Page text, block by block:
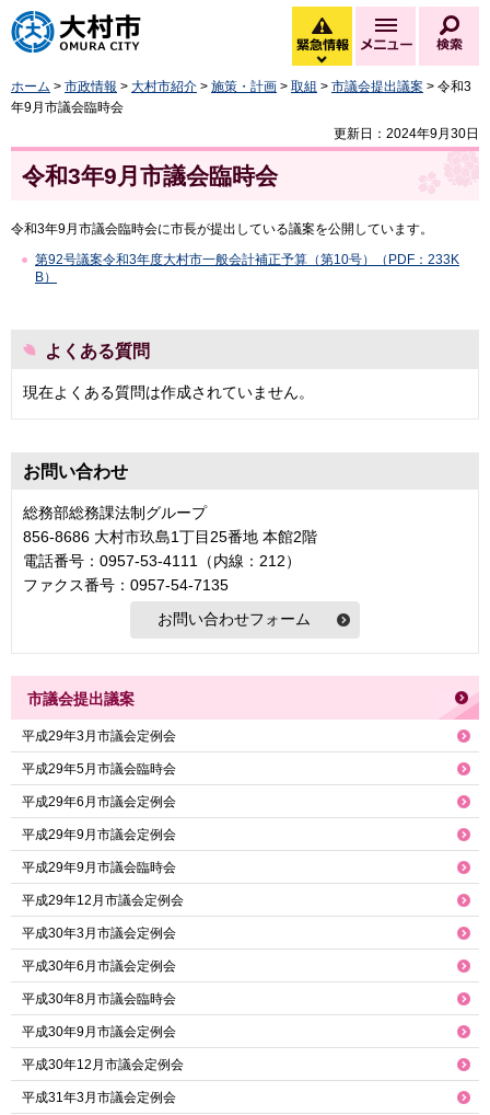
大村市
緊急情報
緊急情報を開く
メニュー
ホーム > 市政情報 > 大村市紹介 > 施策・計画 > 取組 > 市議会提出議案 > 令和3
年9月市議会臨時会
更新日：2024年9月30日
令和3年9月市議会臨時会
令和3年9月市議会臨時会に市長が提出している議案を公開しています。
第92号議案令和3年度大村市一般会計補正予算（第10号）（PDF：233K
B）
よくある質問
現在よくある質問は作成されていません。
お問い合わせ
総務部総務課法制グループ
856-8686 大村市玖島1丁目25番地 本館2階
電話番号：0957-53-4111（内線：212）
ファクス番号：0957-54-7135
市議会提出議案
平成29年3月市議会定例会
平成29年5月市議会臨時会
平成29年6月市議会定例会
平成29年9月市議会定例会
平成29年9月市議会臨時会
平成29年12月市議会定例会
平成30年3月市議会定例会
平成30年6月市議会定例会
平成30年8月市議会臨時会
平成30年9月市議会定例会
平成30年12月市議会定例会
平成31年3月市議会定例会